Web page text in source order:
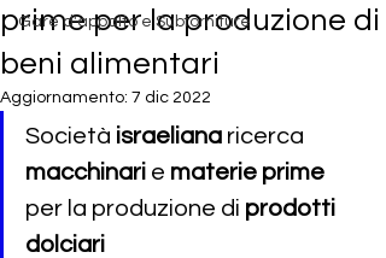
Gare d'appalto e Subforniture
prime per la produzione di
beni alimentari
Aggiornamento: 7 dic 2022
Società israeliana ricerca
macchinari e materie prime
per la produzione di prodotti
dolciari